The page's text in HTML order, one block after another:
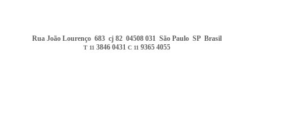
Rua João Lourenço 683 cj 82 04508 031 São Paulo SP Brasil
T 11 3846 0431 C 11 9365 4055